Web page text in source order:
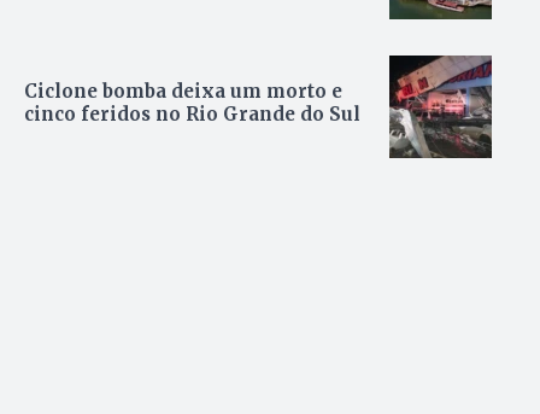
Ciclone bomba deixa um morto e
cinco feridos no Rio Grande do Sul